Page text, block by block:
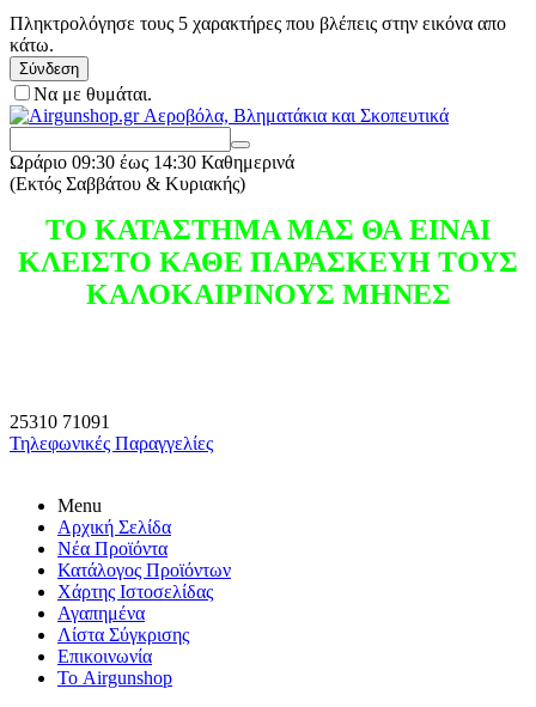
Πληκτρολόγησε τους 5 χαρακτήρες που βλέπεις στην εικόνα απο
κάτω.
Σύνδεση
Να με θυμάται.
Ωράριο 09:30 έως 14:30 Καθημερινά
(Εκτός Σαββάτου & Κυριακής)
ΤΟ ΚΑΤΑΣΤΗΜΑ ΜΑΣ ΘΑ ΕΙΝΑΙ
ΚΛΕΙΣΤΟ ΚΑΘΕ ΠΑΡΑΣΚΕΥΗ ΤΟΥΣ
ΚΑΛΟΚΑΙΡΙΝΟΥΣ ΜΗΝΕΣ
25310 71091
Τηλεφωνικές Παραγγελίες
Menu
Αρχική Σελίδα
Νέα Προϊόντα
Κατάλογος Προϊόντων
Χάρτης Ιστοσελίδας
Αγαπημένα
Λίστα Σύγκρισης
Επικοινωνία
Το Airgunshop